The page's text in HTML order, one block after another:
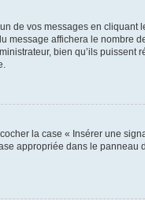
de vos messages en cliquant
message affichera le nombre
bien qu’ils puissent
la case « Insérer une
appropriée dans le panneau